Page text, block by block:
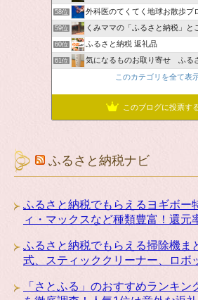
58位 外科医のてくてく地球お散歩ブ
59位 くみママの「ふるさと納税」と
60位 ふるさと納税 返礼品
61位
気になるものお取り寄せ ふるさと納税
このカテゴリを全て表
このブログに投票す
ふるさと納税ナビ
ふるさと納税でもらえるヨギボー
ィ・マックスなど種類豊富！還元
ふるさと納税でもらえる掃除機ま
式、スティッククリーナー、ロボ
「さとふる」のおすすめランキ